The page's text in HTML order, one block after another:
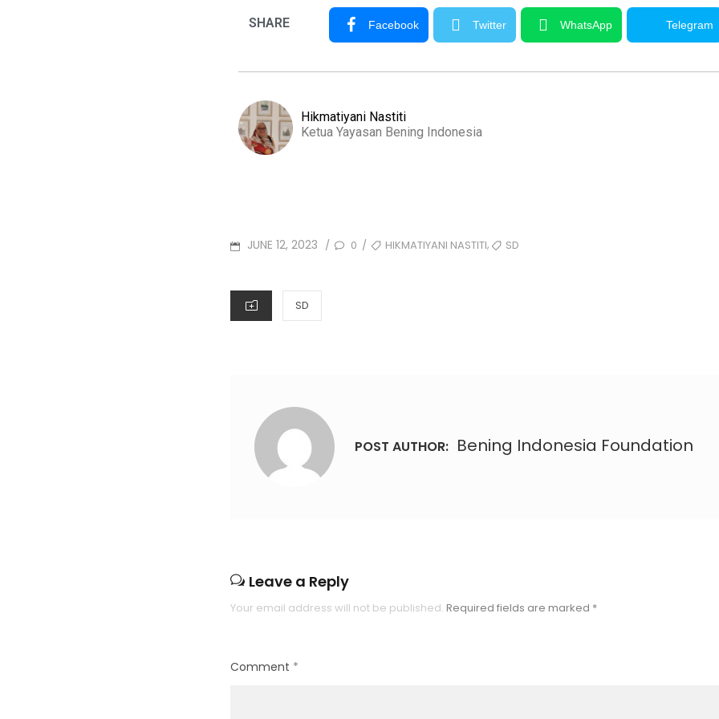
SHARE Facebook Twitter WhatsApp Telegram
Hikmatiyani Nastiti
Ketua Yayasan Bening Indonesia
JUNE 12, 2023 / 0 / HIKMATIYANI NASTITI, SD
SD
POST AUTHOR: Bening Indonesia Foundation
Leave a Reply
Your email address will not be published. Required fields are marked *
Comment *